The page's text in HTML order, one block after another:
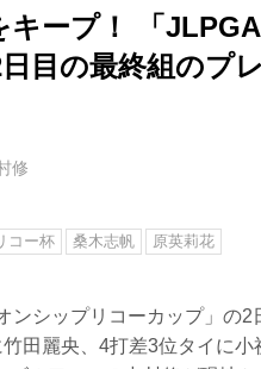
キープ！ 「
目の最終組のプ
修
コー杯 桑木志帆 原英莉花
ンシップリコーカップ」の
田麗央、4打差3位タイに